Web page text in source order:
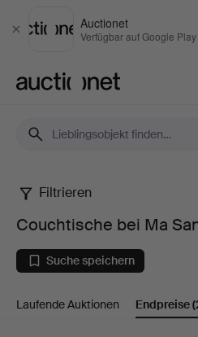
Schließen
Auctionet
Verfügbar auf Google Play
Couchtische
bei
Ma
San
Filtrieren
Couchtische bei Ma
Suche speichern
Laufende Auktionen Endpreise